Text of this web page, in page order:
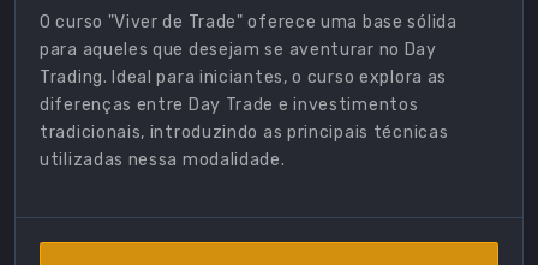
O curso "Viver de Trade" oferece uma base sólida
para aqueles que desejam se aventurar no Day
Trading. Ideal para iniciantes, o curso explora as
diferenças entre Day Trade e investimentos
tradicionais, introduzindo as principais técnicas
utilizadas nessa modalidade.